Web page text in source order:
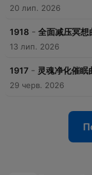
20 лип. 2026
1918 - 全面减压冥想
13 лип. 2026
1917 - 灵魂净化催眠
29 черв. 2026